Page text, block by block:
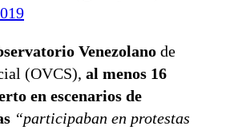
Venezolano de
(OVCS), al menos 16
en escenarios de
“participaban en protestas